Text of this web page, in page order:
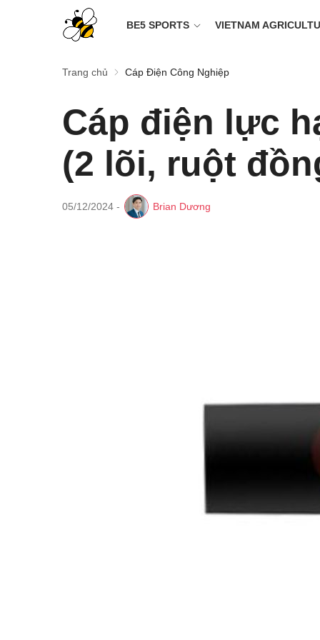
BE5 SPORTS VIETNAM
Trang chủ Cáp Điện Công Nghiệp
Cáp điện lực
(2 lõi, ruột
05/12/2024 - Brian Dương